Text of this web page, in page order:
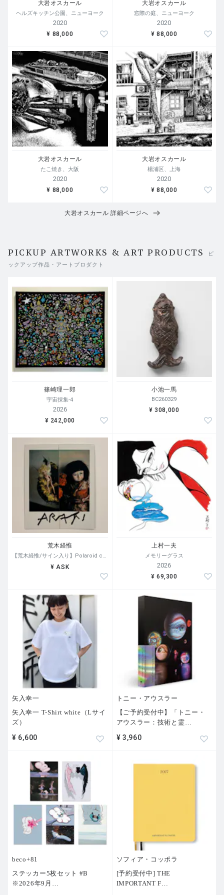
進行中のプロジェクトや展覧会は全て、延期された。都市
はパンデミックの中核になり、住民は誰でも今まで以上に
書の支払いが絶望的になっている。世界中どこをみても元
気の出るニュースなど見当たらない。多くの国が国境封鎖
を行っている。アメリカ大統領の施策は最悪だ。
今回の個展作品で用いる5つの色は、異なる時間軸を象徴
している。それらの中で、パンデミック後の世界の風景、
新たな人間の様子、ワクチンに影響された人間の状態、そ
してそれ以後の人類と世界の新しい関係性などに対する私
ある。
ままでできることを考えた。幸い僕は自分が感じたことを
の、空想の旅を思いついた。その結果がこの日記風の作品
で、過去のこと、現在の生活、そして未来について考えた
大岩 オスカール Oscar Oiwa
大岩オスカール
ヘルズキッチン公園、ニューヨーク
2020
¥ 88,000
大岩オスカール
窓際の庭、ニューヨーク
2020
¥ 88,000
大岩オスカール
たこ焼き、大阪
2020
¥ 88,000
大岩オスカール
楊浦区、上海
2020
¥ 88,000
大岩オスカール 詳細ページへ
PICKUP ARTWORKS & ART PRODUCTS
ピ
ックアップ作品・アートプロダクト
篠崎理一郎
宇宙採集-4
2026
¥ 242,000
小池一馬
BC260329
¥ 308,000
荒木経惟
【荒木経惟/サイン入り】Polaroid collage
¥ ASK
上村一夫
メモリーグラス
2026
¥ 69,300
矢入幸一
矢入幸一 T-Shirt white（Lサイ
ズ）
¥ 6,600
トニー・アウスラー
【ご予約受付中】「トニー・
アウスラー：技術と霊
¥ 3,960
beco+81
ステッカー5枚セット #B
※2026年9月 …
ソフィア・コッポラ
[予約受付中] THE
IMPORTANT F…